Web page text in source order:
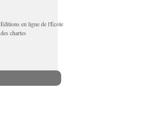
Éditions en ligne de l'École
des chartes